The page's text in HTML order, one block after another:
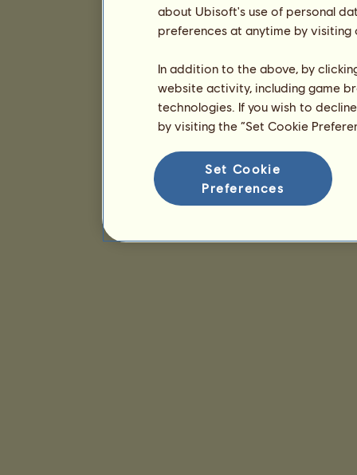
about Ubisoft's use of personal
preferences at anytime by
In addition to the above, by
website activity, including game
technologies. If you wish to
by visiting the “Set Cookie
Set Cookie
Preferences